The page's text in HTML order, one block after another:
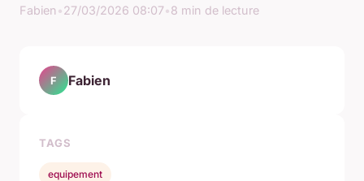
Fabien •27/03/2026 08:07•8 min de lecture
F Fabien
TAGS
equipement